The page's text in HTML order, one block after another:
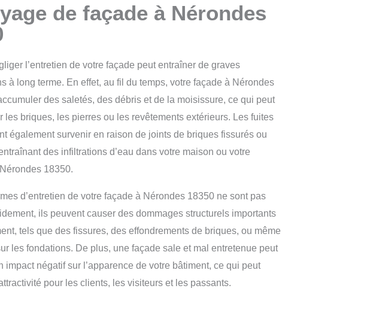
de façade à Nérondes
l’entretien de votre façade peut entraîner de graves
à long terme. En effet, au fil du temps, votre façade à Nérondes
des saletés, des débris et de la moisissure, ce qui peut
les briques, les pierres ou les revêtements extérieurs. Les fuites
également survenir en raison de joints de briques fissurés ou
des infiltrations d’eau dans votre maison ou votre
18350.
d’entretien de votre façade à Nérondes 18350 ne sont pas
ils peuvent causer des dommages structurels importants
tels que des fissures, des effondrements de briques, ou même
les fondations. De plus, une façade sale et mal entretenue peut
impact négatif sur l’apparence de votre bâtiment, ce qui peut
pour les clients, les visiteurs et les passants.